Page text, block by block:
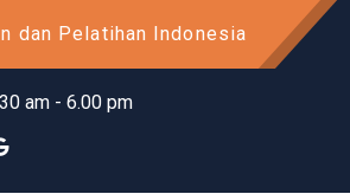
dan Pelatihan Indonesia
am - 6.00 pm